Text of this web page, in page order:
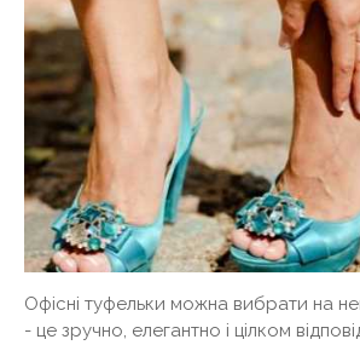
Офісні туфельки можна вибрати на
- це зручно, елегантно і цілком